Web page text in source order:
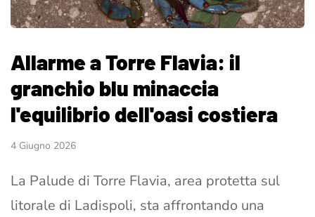
Allarme a Torre Flavia: il
granchio blu minaccia
l'equilibrio dell'oasi costiera
4 Giugno 2026
La Palude di Torre Flavia, area protetta sul
litorale di Ladispoli, sta affrontando una